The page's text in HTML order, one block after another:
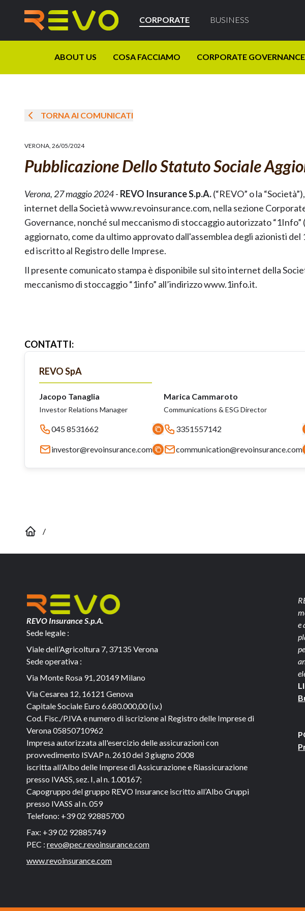
CORPORATE BUSINESS
ABOUT US COSA FACCIAMO CORPORATE GOVERNANCE
TORNA AI COMUNICATI
VERONA, 26/05/2024
Pubblicazione Dello Statuto Sociale
Verona, 27 maggio 2024- REVO Insurance S.p.A.(“REVO” o la
internet della Società www.revoinsurance.com, nella sezione
Governance, nonché sul meccanismo di stoccaggio autorizzato
aggiornato, come da ultimo approvato dall'assemblea degli azionisti
ed iscritto al Registro delle Imprese.
Il presente comunicato stampa è disponibile sul sito internet della
meccanismo di stoccaggio “1info” all’indirizzo www.1info.it.
CONTATTI:
REVO SpA
Jacopo Tanaglia
Investor Relations Manager
045 8531662
investor@revoinsurance.com
Marica Cammaroto
Communications & ESG Director
3351557142
communication@revoinsurance.com
/
REVO Insurance S.p.A.
Sede legale :
Viale dell’Agricoltura 7, 37135 Verona
Sede operativa :
Via Monte Rosa 91, 20149 Milano
Via Cesarea 12, 16121 Genova
Capitale Sociale Euro 6.680.000,00 (i.v.)
Cod. Fisc./P.IVA e numero di iscrizione al Registro delle Imprese di
Verona 05850710962
Impresa autorizzata all'esercizio delle assicurazioni con
provvedimento ISVAP n. 2610 del 3 giugno 2008
iscritta all’Albo delle Imprese di Assicurazione e Riassicurazione
presso IVASS, sez. I, al n. 1.00167;
Capogruppo del gruppo REVO Insurance iscritto all’Albo Gruppi
presso IVASS al n. 059
Telefono: +39 02 92885700
Fax: +39 02 92885749
PEC : revo@pec.revoinsurance.com
www.revoinsurance.com
e